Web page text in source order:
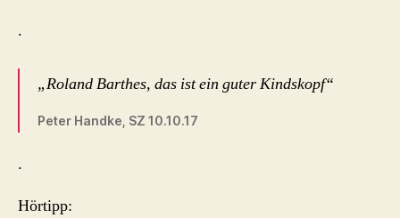
.
„Roland Barthes, das ist ein guter Kindskopf“
Peter Handke, SZ 10.10.17
.
Hörtipp: